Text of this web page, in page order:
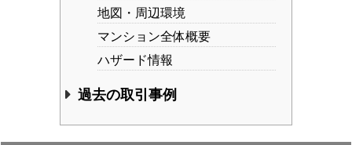
地図・周辺環境
マンション全体概要
ハザード情報
過去の取引事例